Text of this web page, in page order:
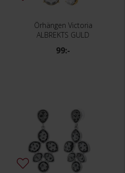
Örhängen Victoria
ALBREKTS GULD
99:-